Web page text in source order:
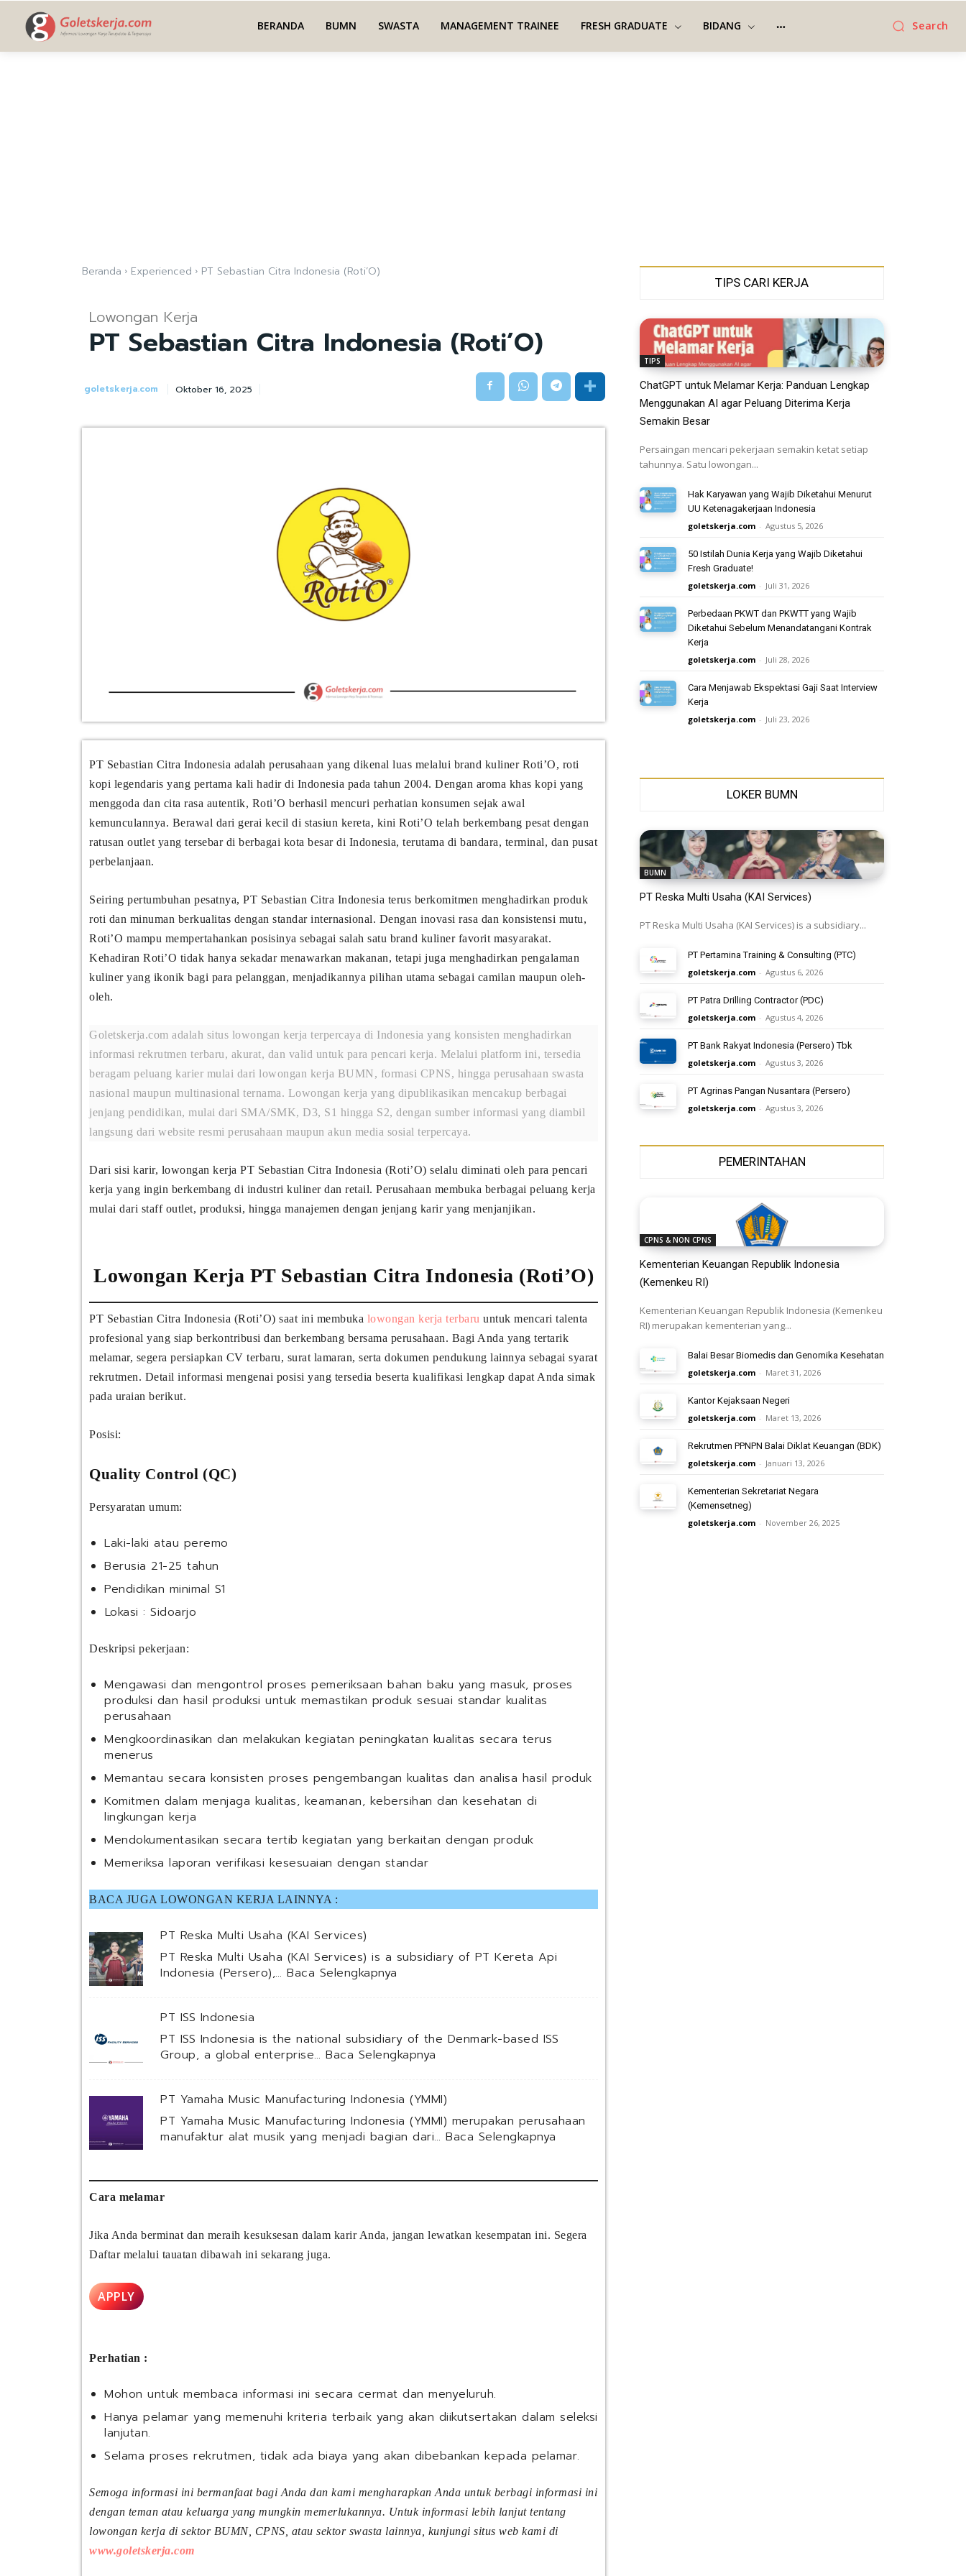
BERANDA BUMN SWASTA MANAGEMENT TRAINEE FRESH GRADUATE BIDANG Search
Beranda Experienced PT Sebastian Citra Indonesia (Roti’O)
Lowongan Kerja
PT Sebastian Citra Indonesia (Roti’O)
goletskerja.com Oktober 16, 2025
PT Sebastian Citra Indonesia adalah perusahaan yang dikenal luas melalui brand kuliner Roti’O, roti
kopi legendaris yang pertama kali hadir di Indonesia pada tahun 2004. Dengan aroma khas kopi yang
menggoda dan cita rasa autentik, Roti’O berhasil mencuri perhatian konsumen sejak awal
kemunculannya. Berawal dari gerai kecil di stasiun kereta, kini Roti’O telah berkembang pesat dengan
ratusan outlet yang tersebar di berbagai kota besar di Indonesia, terutama di bandara, terminal, dan pusat
perbelanjaan.
Seiring pertumbuhan pesatnya, PT Sebastian Citra Indonesia terus berkomitmen menghadirkan produk
roti dan minuman berkualitas dengan standar internasional. Dengan inovasi rasa dan konsistensi mutu,
Roti’O mampu mempertahankan posisinya sebagai salah satu brand kuliner favorit masyarakat.
Kehadiran Roti’O tidak hanya sekadar menawarkan makanan, tetapi juga menghadirkan pengalaman
kuliner yang ikonik bagi para pelanggan, menjadikannya pilihan utama sebagai camilan maupun oleh-
oleh.
Goletskerja.com adalah situs lowongan kerja terpercaya di Indonesia yang konsisten menghadirkan
informasi rekrutmen terbaru, akurat, dan valid untuk para pencari kerja. Melalui platform ini, tersedia
beragam peluang karier mulai dari lowongan kerja BUMN, formasi CPNS, hingga perusahaan swasta
nasional maupun multinasional ternama. Lowongan kerja yang dipublikasikan mencakup berbagai
jenjang pendidikan, mulai dari SMA/SMK, D3, S1 hingga S2, dengan sumber informasi yang diambil
langsung dari website resmi perusahaan maupun akun media sosial terpercaya.
Dari sisi karir, lowongan kerja PT Sebastian Citra Indonesia (Roti’O) selalu diminati oleh para pencari
kerja yang ingin berkembang di industri kuliner dan retail. Perusahaan membuka berbagai peluang kerja
mulai dari staff outlet, produksi, hingga manajemen dengan jenjang karir yang menjanjikan.
Lowongan Kerja PT Sebastian Citra Indonesia (Roti’O)
PT Sebastian Citra Indonesia (Roti’O) saat ini membuka lowongan kerja terbaru untuk mencari talenta
profesional yang siap berkontribusi dan berkembang bersama perusahaan. Bagi Anda yang tertarik
melamar, segera persiapkan CV terbaru, surat lamaran, serta dokumen pendukung lainnya sebagai syarat
rekrutmen. Detail informasi mengenai posisi yang tersedia beserta kualifikasi lengkap dapat Anda simak
pada uraian berikut.
Posisi:
Quality Control (QC)
Persyaratan umum:
Laki-laki atau peremo
Berusia 21-25 tahun
Pendidikan minimal S1
⁠Lokasi : Sidoarjo
Deskripsi pekerjaan:
Mengawasi dan mengontrol proses pemeriksaan bahan baku yang masuk, proses
produksi dan hasil produksi untuk memastikan produk sesuai standar kualitas
perusahaan
Mengkoordinasikan dan melakukan kegiatan peningkatan kualitas secara terus
menerus
Memantau secara konsisten proses pengembangan kualitas dan analisa hasil produk
Komitmen dalam menjaga kualitas, keamanan, kebersihan dan kesehatan di
lingkungan kerja
Mendokumentasikan secara tertib kegiatan yang berkaitan dengan produk
Memeriksa laporan verifikasi kesesuaian dengan standar
BACA JUGA LOWONGAN KERJA LAINNYA :
PT Reska Multi Usaha (KAI Services)
PT Reska Multi Usaha (KAI Services) is a subsidiary of PT Kereta Api
Indonesia (Persero),… Baca Selengkapnya
e
s
k
M
u
l
t
s
a
(
e
)
PT ISS Indonesia
PT ISS Indonesia is the national subsidiary of the Denmark-based ISS
Group, a global enterprise… Baca Selengkapnya
I
S
S
I
s
PT Yamaha Music Manufacturing Indonesia (YMMI)
PT Yamaha Music Manufacturing Indonesia (YMMI) merupakan perusahaan
manufaktur alat musik yang menjadi bagian dari… Baca Selengkapnya
Y
a
h
a
t
i
n
g
Cara melamar
Jika Anda berminat dan meraih kesuksesan dalam karir Anda, jangan lewatkan kesempatan ini. Segera
Daftar melalui tauatan dibawah ini sekarang juga.
APPLY
Perhatian :
Mohon untuk membaca informasi ini secara cermat dan menyeluruh.
Hanya pelamar yang memenuhi kriteria terbaik yang akan diikutsertakan dalam seleksi
lanjutan.
Selama proses rekrutmen, tidak ada biaya yang akan dibebankan kepada pelamar.
Semoga informasi ini bermanfaat bagi Anda dan kami mengharapkan Anda untuk berbagi informasi ini
dengan teman atau keluarga yang mungkin memerlukannya. Untuk informasi lebih lanjut tentang
lowongan kerja di sektor BUMN, CPNS, atau sektor swasta lainnya, kunjungi situs web kami di
www.goletskerja.com
TIPS CARI KERJA
TIPS
ChatGPT untuk Melamar Kerja: Panduan Lengkap
Menggunakan AI agar Peluang Diterima Kerja
Semakin Besar
Persaingan mencari pekerjaan semakin ketat setiap
tahunnya. Satu lowongan...
Hak Karyawan yang Wajib Diketahui Menurut
UU Ketenagakerjaan Indonesia
goletskerja.com - Agustus 5, 2026
50 Istilah Dunia Kerja yang Wajib Diketahui
Fresh Graduate!
goletskerja.com - Juli 31, 2026
Perbedaan PKWT dan PKWTT yang Wajib
Diketahui Sebelum Menandatangani Kontrak
Kerja
goletskerja.com - Juli 28, 2026
Cara Menjawab Ekspektasi Gaji Saat Interview
Kerja
goletskerja.com - Juli 23, 2026
LOKER BUMN
BUMN
PT Reska Multi Usaha (KAI Services)
PT Reska Multi Usaha (KAI Services) is a subsidiary...
PT Pertamina Training & Consulting (PTC)
goletskerja.com - Agustus 6, 2026
PT Patra Drilling Contractor (PDC)
goletskerja.com - Agustus 4, 2026
PT Bank Rakyat Indonesia (Persero) Tbk
goletskerja.com - Agustus 3, 2026
PT Agrinas Pangan Nusantara (Persero)
goletskerja.com - Agustus 3, 2026
PEMERINTAHAN
CPNS & NON CPNS
Kementerian Keuangan Republik Indonesia
(Kemenkeu RI)
Kementerian Keuangan Republik Indonesia (Kemenkeu
RI) merupakan kementerian yang...
Balai Besar Biomedis dan Genomika Kesehatan
goletskerja.com - Maret 31, 2026
Kantor Kejaksaan Negeri
goletskerja.com - Maret 13, 2026
Rekrutmen PPNPN Balai Diklat Keuangan (BDK)
goletskerja.com - Januari 13, 2026
Kementerian Sekretariat Negara
(Kemensetneg)
goletskerja.com - November 26, 2025